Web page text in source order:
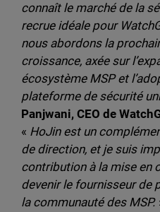
connaît le marché de la
recrue idéale pour
nous abordons la
croissance, axée sur
écosystème MSP et
plateforme de sécurité
Panjwani, CEO de
« HoJin est un
de direction, et je suis
contribution à la mise en
devenir le fournisseur de
la communauté des MSP.